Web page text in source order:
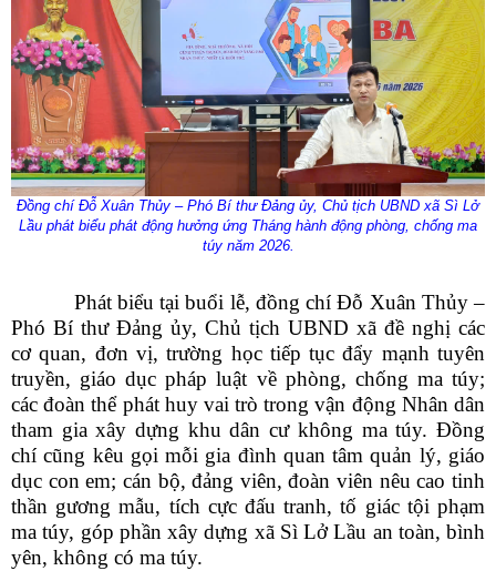
Đồng chí Đỗ Xuân Thủy – Phó Bí thư Đảng ủy, Chủ tịch UBND xã Sì Lở
Lầu phát biểu phát động hưởng ứng Tháng hành động phòng, chống ma
túy năm 2026.
Phát biểu tại buổi lễ, đồng chí Đỗ Xuân Thủy –
Phó Bí thư Đảng ủy, Chủ tịch UBND xã đề nghị các
cơ quan, đơn vị, trường học tiếp tục đẩy mạnh tuyên
truyền, giáo dục pháp luật về phòng, chống ma túy;
các đoàn thể phát huy vai trò trong vận động Nhân dân
tham gia xây dựng khu dân cư không ma túy. Đồng
chí cũng kêu gọi mỗi gia đình quan tâm quản lý, giáo
dục con em; cán bộ, đảng viên, đoàn viên nêu cao tinh
thần gương mẫu, tích cực đấu tranh, tố giác tội phạm
ma túy, góp phần xây dựng xã Sì Lở Lầu an toàn, bình
yên, không có ma túy.